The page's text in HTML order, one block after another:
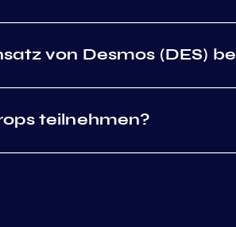
von Desmos (DES)
teilnehmen?